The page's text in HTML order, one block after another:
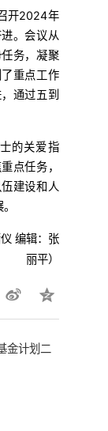
开2024年
。会议从
务，凝聚
重点工作
通过五到
的关爱指
点任务，
建设和人
编辑：张
丽平）
金计划二